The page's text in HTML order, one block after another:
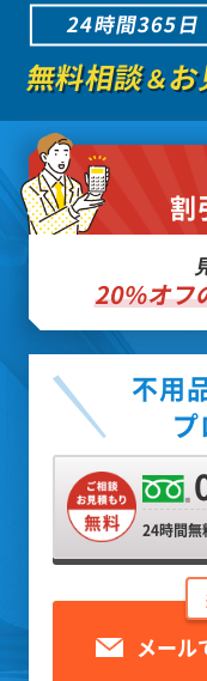
24時間365日
無料相談＆お
割
20%オフ
不用
24時間無
メール